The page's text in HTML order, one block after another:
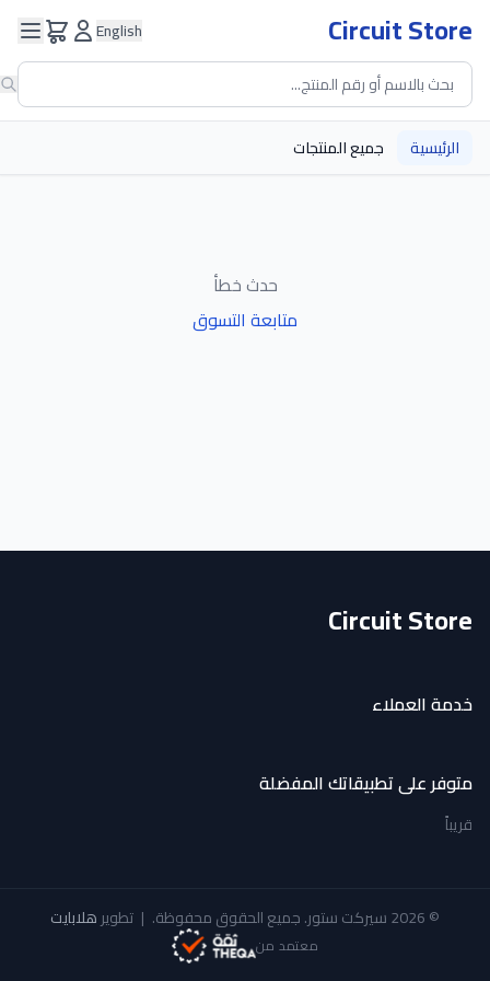
Circuit Store
English
الرئيسية جميع المنتجات
حدث خطأ
متابعة التسوق
Circuit Store
خدمة العملاء
متوفر على تطبيقاتك المفضلة
قريباً
© 2026 سيركت ستور. جميع الحقوق محفوظة. | تطويرهلابايت
معتمد من